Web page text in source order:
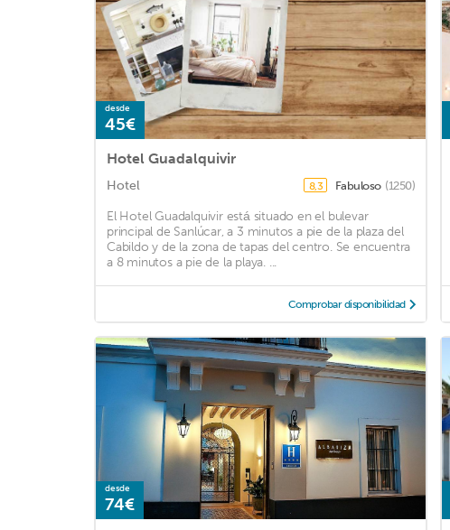
desde
45€
Hotel Guadalquivir
Hotel 8,3 Fabuloso (1250)
El Hotel Guadalquivir está situado en el bulevar
principal de Sanlúcar, a 3 minutos a pie de la plaza del
Cabildo y de la zona de tapas del centro. Se encuentra
a 8 minutos a pie de la playa. ...
Comprobar disponibilidad
desde
74€